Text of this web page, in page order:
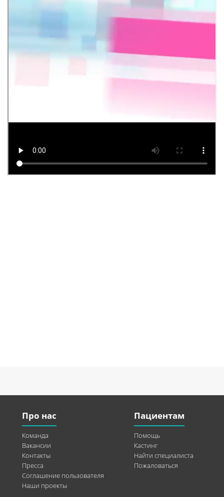
Про нас
Команда
Вакансии
Контакты
Пресса
Соглашение пользователя
Наши проекты
Пациентам
Помощь
Кастинг
Найти специалиста
Пожаловаться